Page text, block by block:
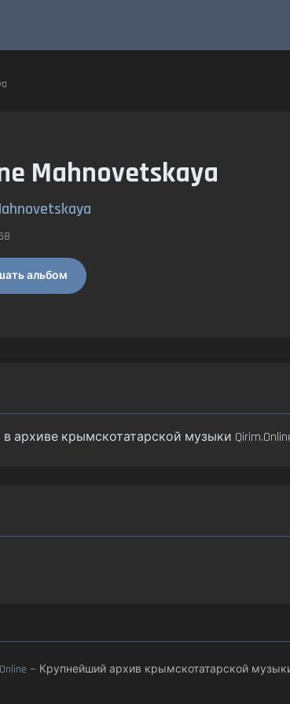
Mahnovetskaya
альбом
в архиве крымскотатарской музыки
— Крупнейший архив крымскотатарской